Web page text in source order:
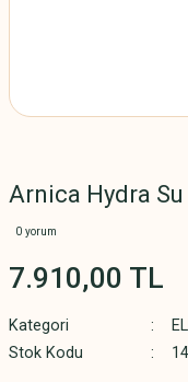
Arnica Hydra
0 yorum
7.910,00 TL
Kategori
Stok Kodu